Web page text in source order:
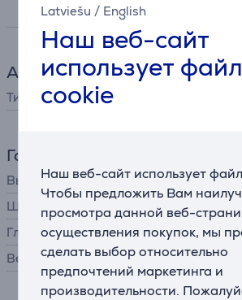
Latviešu / English
Наш веб-сайт
использует
cookie
Наш веб-сайт использует
Чтобы предложить Вам
просмотра данной веб-
осуществления покупок, мы
сделать выбор относительно
предпочтений маркетинга и
производительности.
Спецификация
Аксессуары для игр
Тип аксессуара
Габариты
Высота
Ширина
Глубина
Вес